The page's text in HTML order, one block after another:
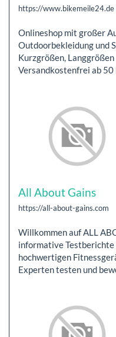
https://www.bikemeile24.de
Onlineshop mit großer
Outdoorbekleidung und
Kurzgrößen,
Versandkostenfrei ab 50
All About Gains
https://all-about-gains.com
Willkommen auf ALL
informative Testberichte
hochwertigen
Experten testen und